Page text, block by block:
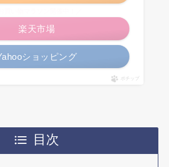
楽天市場
ショッピング
ポチップ
目次